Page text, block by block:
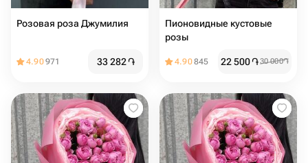
Розовая роза Джумилия
4.90971 33 282֏
Пионовидные кустовые
розы
4.90845 22 500֏30 000֏